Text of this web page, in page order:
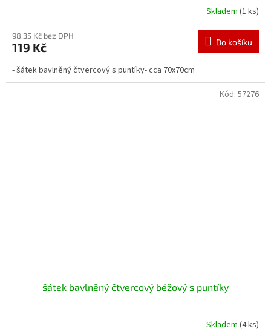
Skladem (1 ks)
98,35 Kč bez DPH
119 Kč Do košíku
- šátek bavlněný čtvercový s puntíky- cca 70x70cm
šátek bavlněný čtvercový béžový s puntíky
Skladem (4 ks)
Kód: 57276